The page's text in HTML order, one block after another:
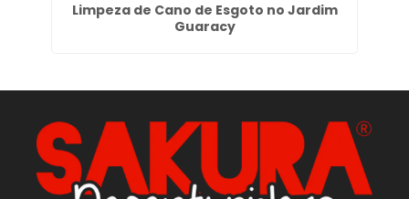
Limpeza de Cano de Esgoto no Jardim
Guaracy